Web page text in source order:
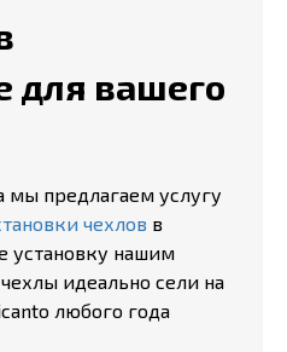
для вашего
мы предлагаем услугу
чехлов в
установку нашим
идеально сели на
любого года